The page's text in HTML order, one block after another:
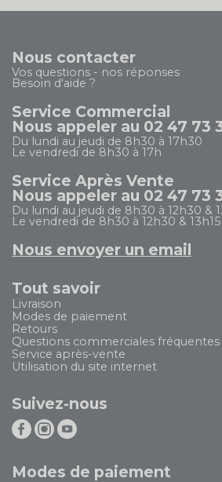
Nous contacter
Vos questions - nos réponses
Besoin d'aide ?
Service Commercial
Nous appeler au 02 47 73
Du lundi au jeudi de 8h30 à 17h30
Le vendredi de 8h30 à 17h
Service Après Vente
Nous appeler au 02 47 73
Du lundi au jeudi de 8h30 à 12h30 &
Le vendredi de 8h30 à 12h30 & 13h15
Nous envoyer un email
Tout savoir
Livraison
Modes de paiement
Retours
Questions commerciales fréquentes
Service après-vente
Utilisation du site internet
Suivez-nous
Modes de paiement